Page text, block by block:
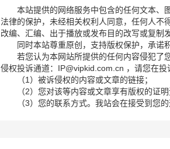
本站提供的网络服务中包含的任何文本、
法律的保护，未经相关权利人同意，任何人不
改编、汇编、出于播放或发布目的改写或复制
同时本站尊重原创，支持版权保护，承诺
若您认为本网站所提供的任何内容侵犯了
侵权投诉通道：IP@vipkid.com.cn ，请您在投
（1）被诉侵权的内容或文章的链接；
（2）您对该等内容或文章享有版权的证明
（3）您的联系方式。我站会在接受到您